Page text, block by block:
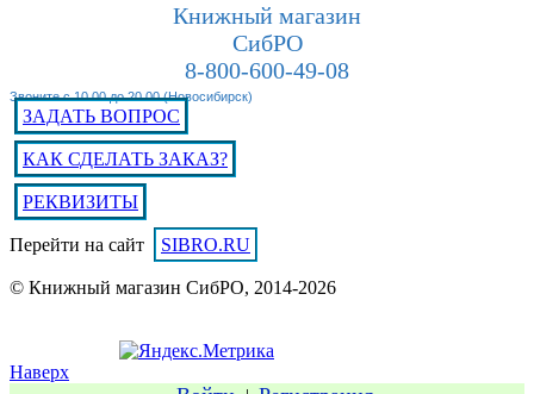
Книжный магазин
СибРО
8-800-600-49-08
Звоните с 10.00 до 20.00 (Новосибирск)
ЗАДАТЬ ВОПРОС
КАК СДЕЛАТЬ ЗАКАЗ?
РЕКВИЗИТЫ
Перейти на сайт SIBRO.RU
© Книжный магазин СибРО, 2014-2026
Наверх